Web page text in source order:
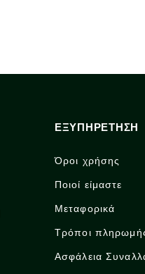
ΕΞΥΠΗΡΕΤΗΣΗ
Όροι χρήσης
Ποιοί είμαστε
Μεταφορικά
Τρόποι
Ασφάλεια